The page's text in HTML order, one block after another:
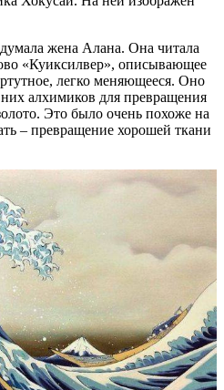
жена Алана. Она читала
«Куиксилвер», описывающее
легко меняющееся. Оно
алхимиков для превращения
Это было очень похоже на
– превращение хорошей ткани